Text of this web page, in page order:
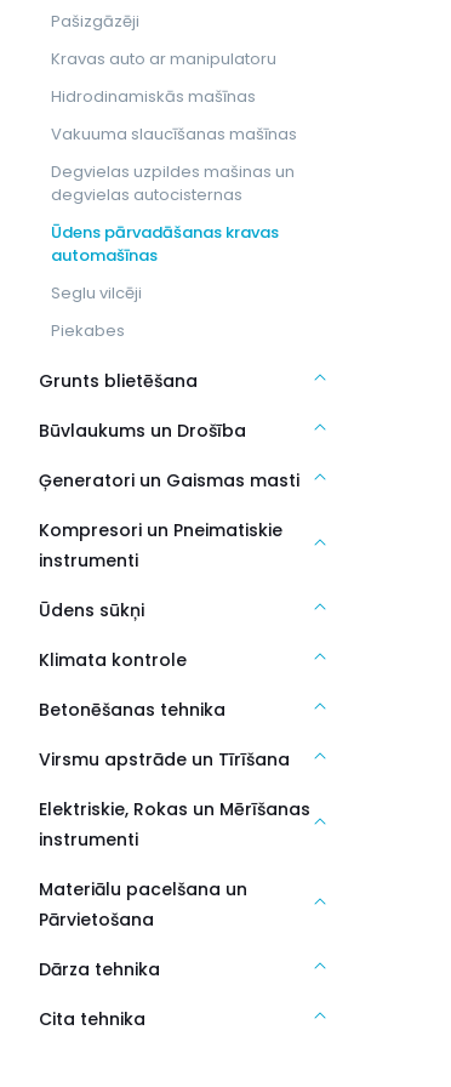
Pašizgāzēji
Kravas auto ar manipulatoru
Hidrodinamiskās mašīnas
Vakuuma slaucīšanas mašīnas
Degvielas uzpildes mašinas un
degvielas autocisternas
Ūdens pārvadāšanas kravas
automašīnas
Seglu vilcēji
Piekabes
Grunts blietēšana
Būvlaukums un Drošība
Ģeneratori un Gaismas masti
Kompresori un Pneimatiskie
instrumenti
Ūdens sūkņi
Klimata kontrole
Betonēšanas tehnika
Virsmu apstrāde un Tīrīšana
Elektriskie, Rokas un Mērīšanas
instrumenti
Materiālu pacelšana un
Pārvietošana
Dārza tehnika
Cita tehnika